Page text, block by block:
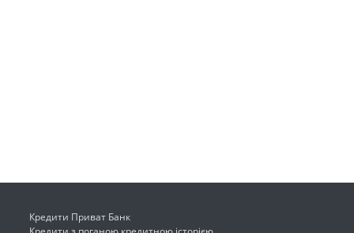
Кредити Приват Банк